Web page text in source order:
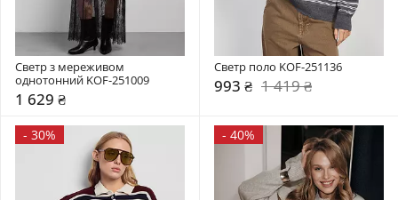
Светр з мереживом
однотонний KOF-251009
1 629 ₴
Светр поло KOF-251136
993 ₴ 1 419 ₴
- 30% - 40%